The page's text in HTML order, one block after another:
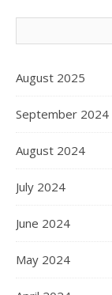
August 2025
September 2024
August 2024
July 2024
June 2024
May 2024